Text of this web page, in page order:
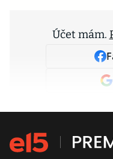
Účet mám.